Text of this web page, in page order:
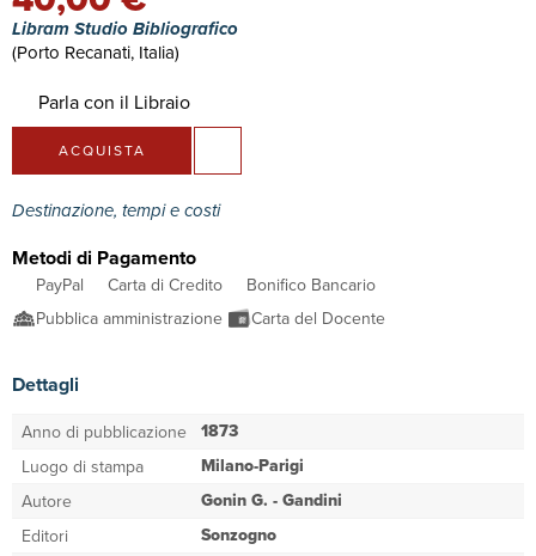
Libram Studio Bibliografico
(Porto Recanati, Italia)
Parla con il Libraio
ACQUISTA
Destinazione, tempi e costi
Metodi di Pagamento
PayPal Carta di Credito
Bonifico Bancario
Pubblica amministrazione
Carta del Docente
Dettagli
Anno di pubblicazione 1873
Luogo di stampa Milano-Parigi
Autore Gonin G. - Gandini
Editori Sonzogno